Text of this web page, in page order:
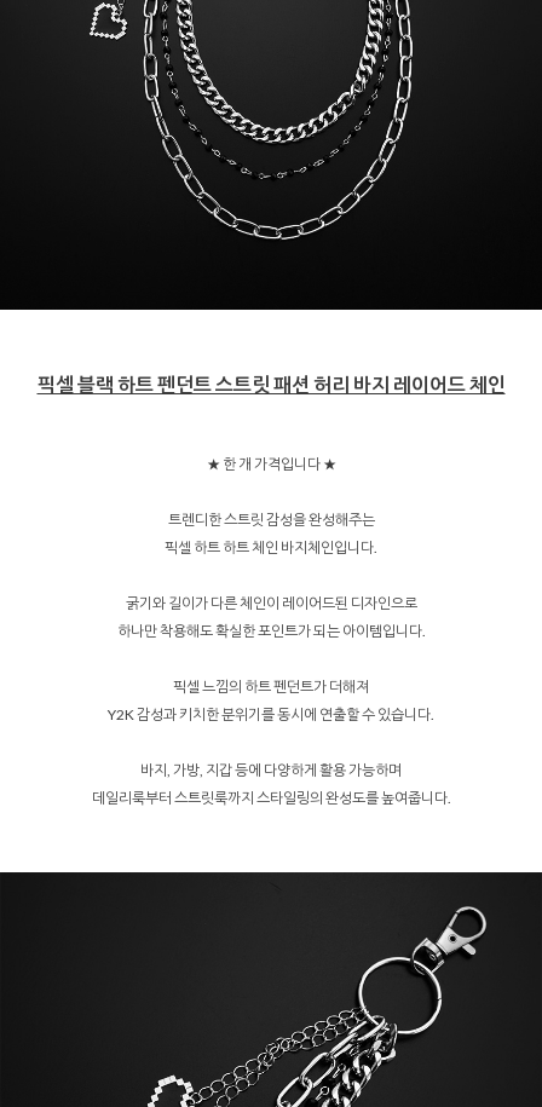
픽셀 블랙 하트 펜던트 스트릿 패션 허리 바지 레이어드 체인
★ 한 개 가격입니다 ★
트렌디한 스트릿 감성을 완성해주는
픽셀 하트 하트 체인 바지체인입니다.
굵기와 길이가 다른 체인이 레이어드된 디자인으로
하나만 착용해도 확실한 포인트가 되는 아이템입니다.
픽셀 느낌의 하트 펜던트가 더해져
Y2K 감성과 키치한 분위기를 동시에 연출할 수 있습니다.
바지, 가방, 지갑 등에 다양하게 활용 가능하며
데일리룩부터 스트릿룩까지 스타일링의 완성도를 높여줍니다.